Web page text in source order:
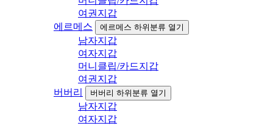
여권지갑
에르메스
에르메스 하위분류 열기
남자지갑
여자지갑
머니클립/카드지갑
여권지갑
버버리
버버리 하위분류 열기
남자지갑
여자지갑